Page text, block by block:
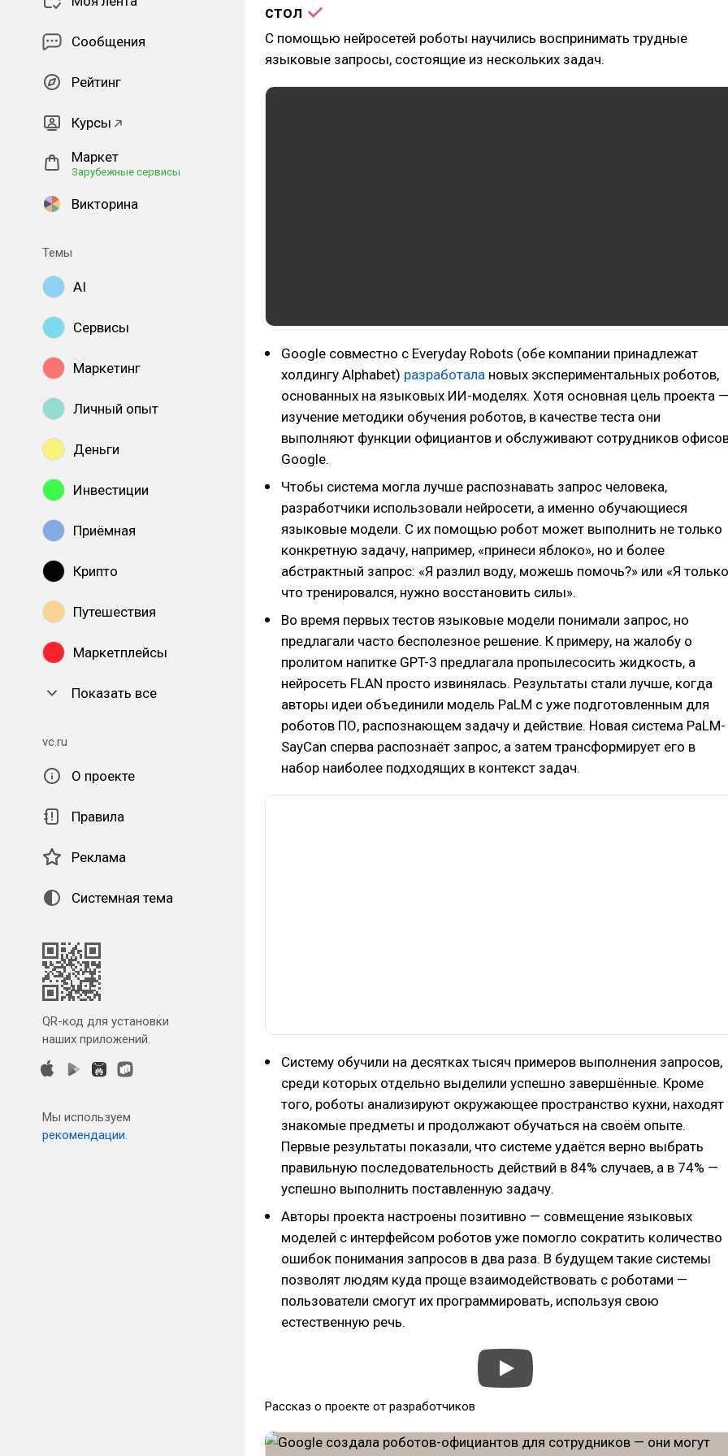
Сообщения
Рейтинг
Курсы
Маркет
Зарубежные сервисы
Викторина
Темы
AI
Сервисы
Маркетинг
Личный опыт
Деньги
Инвестиции
Приёмная
Крипто
Путешествия
Маркетплейсы
Показать все
vc.ru
О проекте
Правила
Реклама
Системная тема
QR-код для установки
наших приложений.
Мы используем
рекомендации.
стол
С помощью нейросетей роботы научились воспринимать трудные
языковые запросы, состоящие из нескольких задач.
Google совместно с Everyday Robots (обе компании принадлежат
холдингу Alphabet) разработала новых экспериментальных роботов,
основанных на языковых ИИ-моделях. Хотя основная цель проекта —
изучение методики обучения роботов, в качестве теста они
выполняют функции официантов и обслуживают сотрудников
Google.
Чтобы система могла лучше распознавать запрос человека,
разработчики использовали нейросети, а именно обучающиеся
языковые модели. С их помощью робот может выполнить не только
конкретную задачу, например, «принеси яблоко», но и более
абстрактный запрос: «Я разлил воду, можешь помочь?» или «Я только
что тренировался, нужно восстановить силы».
Во время первых тестов языковые модели понимали запрос, но
предлагали часто бесполезное решение. К примеру, на жалобу о
пролитом напитке GPT-3 предлагала пропылесосить жидкость, а
нейросеть FLAN просто извинялась. Результаты стали лучше, когда
авторы идеи объединили модель PaLM с уже подготовленным для
роботов ПО, распознающем задачу и действие. Новая система PaLM-
SayCan сперва распознаёт запрос, а затем трансформирует его в
набор наиболее подходящих в контекст задач.
Систему обучили на десятках тысяч примеров выполнения запросов,
среди которых отдельно выделили успешно завершённые. Кроме
того, роботы анализируют окружающее пространство кухни, находят
знакомые предметы и продолжают обучаться на своём опыте.
Первые результаты показали, что системе удаётся верно выбрать
правильную последовательность действий в 84% случаев, а в 74% —
успешно выполнить поставленную задачу.
Авторы проекта настроены позитивно — совмещение языковых
моделей с интерфейсом роботов уже помогло сократить количество
ошибок понимания запросов в два раза. В будущем такие системы
позволят людям куда проще взаимодействовать с роботами —
пользователи смогут их программировать, используя свою
естественную речь.
Рассказ о проекте от разработчиков